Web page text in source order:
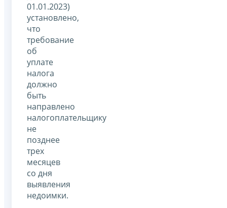
01.01.2023)
установлено,
что
требование
об
уплате
налога
должно
быть
направлено
налогоплательщику
не
позднее
трех
месяцев
со дня
выявления
недоимки.